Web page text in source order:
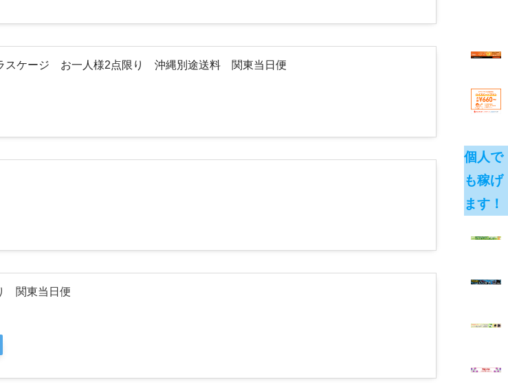
ージ お一人様2点限り 沖縄別途送料 関東当日便
関東当日便
個人で
も稼げ
ます！